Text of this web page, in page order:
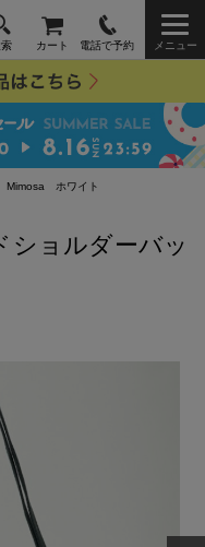
カート 電話で予約 メニュー
Mimosa ホワイト
ショルダーバッ